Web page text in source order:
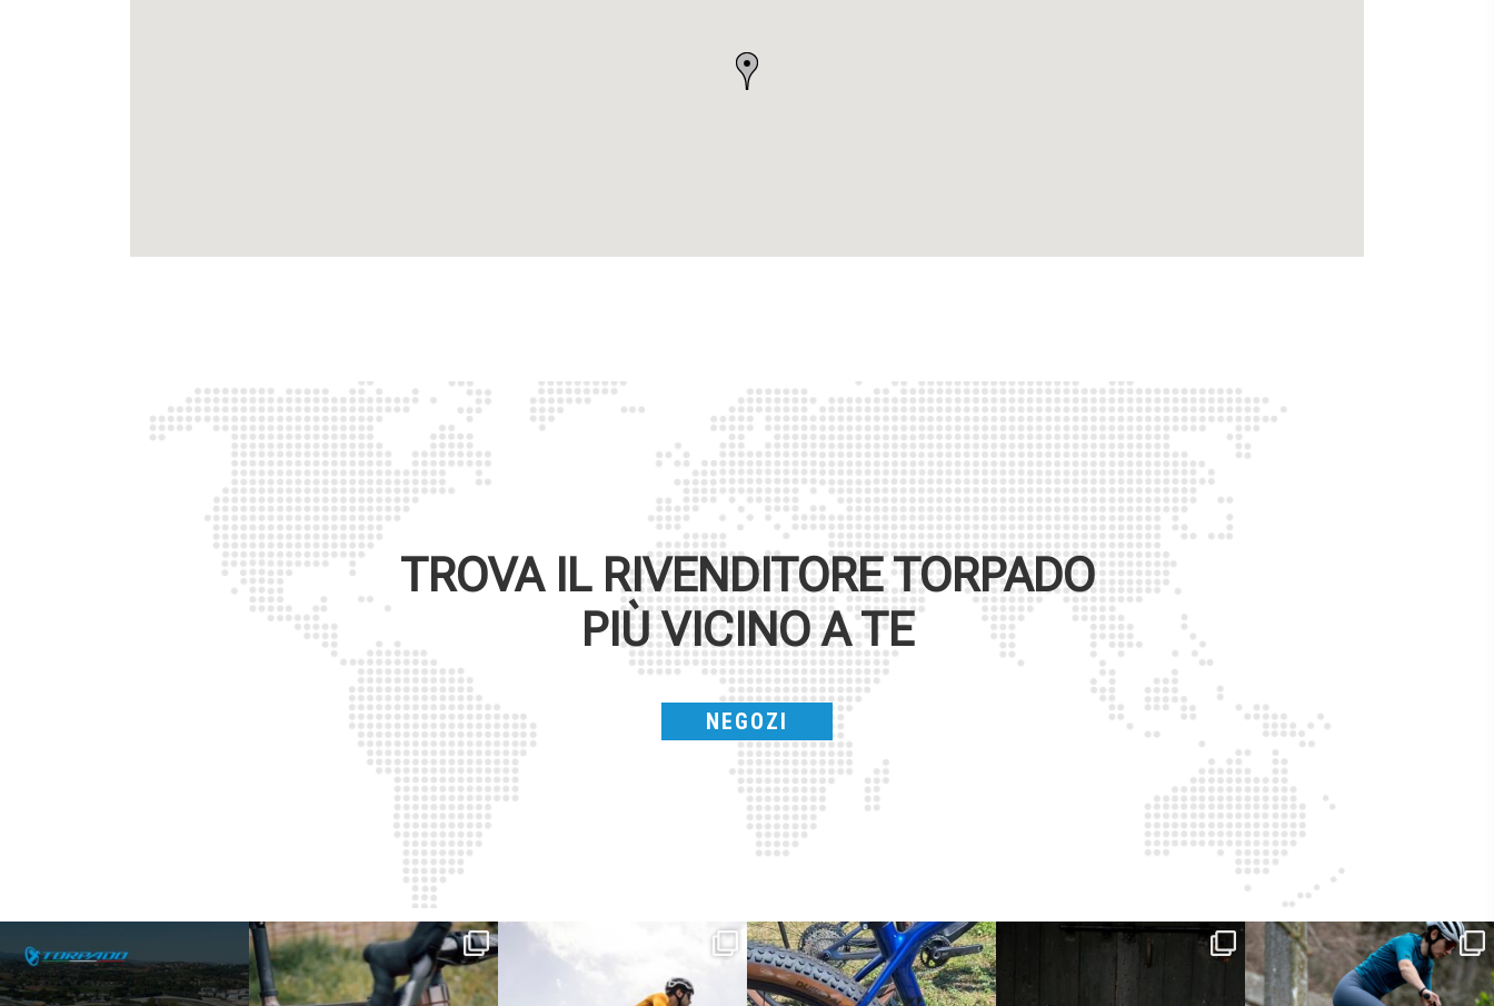
TROVA IL RIVENDITORETORPADO
PIÙ VICINO A TE
NEGOZI
IBF sta per...
Kepler R è la gravel pensata per affrontare
lunghe...
Parte dalla strada, continua sulla ghiaia,
Torpado ai Campionati Italiani XCO & E-
MTB
...
ReNero R è stata sviluppata per offrire
Ieri erano distanze. Oggi con Xanto S
sono...